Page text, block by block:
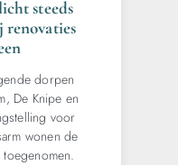
steeds
dorpen
De Knipe en
voor
wonen de